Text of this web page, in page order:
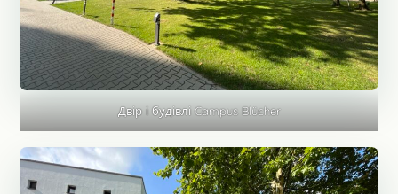
Двір і будівлі Campus Blücher